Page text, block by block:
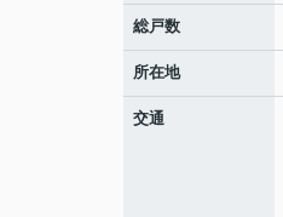
総戸数
所在地
交通